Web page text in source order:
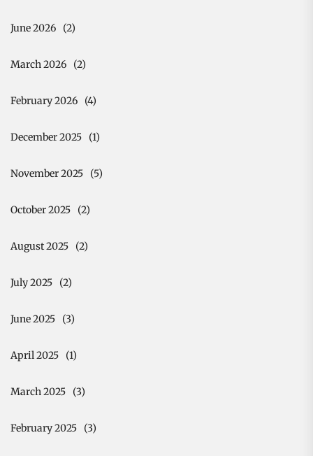
June 2026 (2)
March 2026 (2)
February 2026 (4)
December 2025 (1)
November 2025 (5)
October 2025 (2)
August 2025 (2)
July 2025 (2)
June 2025 (3)
April 2025 (1)
March 2025 (3)
February 2025 (3)